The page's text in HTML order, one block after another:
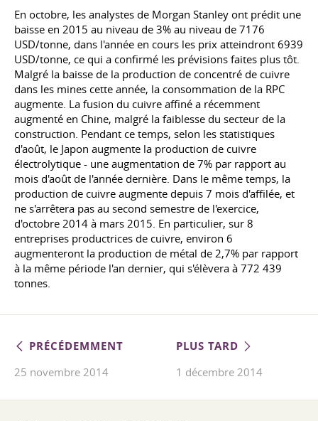
En octobre, les analystes de Morgan Stanley ont prédit une
baisse en 2015 au niveau de 3% au niveau de 7176
USD/tonne, dans l'année en cours les prix atteindront 6939
USD/tonne, ce qui a confirmé les prévisions faites plus tôt.
Malgré la baisse de la production de concentré de cuivre
dans les mines cette année, la consommation de la RPC
augmente. La fusion du cuivre affiné a récemment
augmenté en Chine, malgré la faiblesse du secteur de la
construction. Pendant ce temps, selon les statistiques
d'août, le Japon augmente la production de cuivre
électrolytique - une augmentation de 7% par rapport au
mois d'août de l'année dernière. Dans le même temps, la
production de cuivre augmente depuis 7 mois d'affilée, et
ne s'arrêtera pas au second semestre de l'exercice,
d'octobre 2014 à mars 2015. En particulier, sur 8
entreprises productrices de cuivre, environ 6
augmenteront la production de métal de 2,7% par rapport
à la même période l'an dernier, qui s'élèvera à 772 439
tonnes.
PRÉCÉDEMMENT
25 novembre 2014
PLUS TARD
1 décembre 2014